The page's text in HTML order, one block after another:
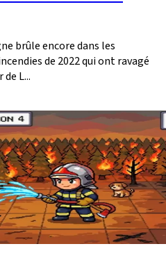
brûle encore dans les
de 2022 qui ont ravagé
L...